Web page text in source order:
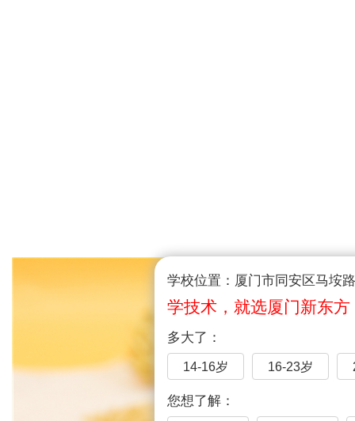
学校位置：厦门市同安区马垵
学技术，就选厦门新东方
多大了：
14-16岁 16-23岁
您想了解：